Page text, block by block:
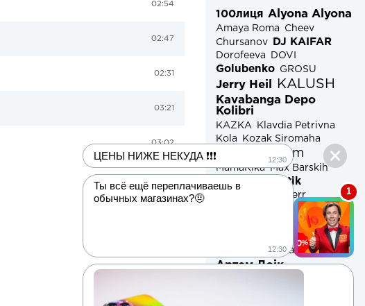
02:54
02:47
02:31
03:21
03:02
Додати
100лиця Alyona Alyona
Amaya Roma
Cheev
Chursanov
DJ KAIFAR
Dorofeeva DOVI
Golubenko GROSU
Jerry Heil KALUSH
Kavabanga Depo
Kolibri
KAZKA
Klavdia Petrivna
Kola
Kozak Siromaha
MaizheRazom
MamaRika Max Barskih
Monatik
Skylerr
Stasya
Volkanov
Volodymyr Dantes
Wellboy
Анна Трінчер
Артем Лоік
ЦЕНЫ НИЖЕ НЕКУДА ❗❗❗
Ты всё ещё переплачиваешь в